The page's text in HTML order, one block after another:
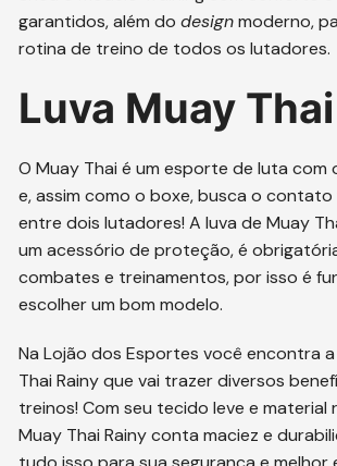
garantidos, além dodesignmoderno,
rotina de treino de todos os lutadores.
Luva Muay Thai
O Muay Thai é um esporte de luta com
e, assim como o boxe, busca o
entre dois lutadores! A luva de Muay
um acessório de proteção, é
combates e treinamentos, por isso é
escolher um bom modelo.
Na Lojão dos Esportes você encontra
Thai Rainy que vai trazer diversos
treinos! Com seu tecido leve e material
Muay Thai Rainy conta maciez e